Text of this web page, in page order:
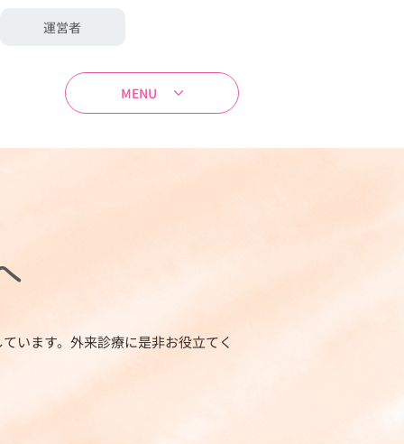
運営者
MENU
います。外来診療に是非お役立てく